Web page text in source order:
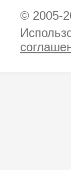
© 2005-